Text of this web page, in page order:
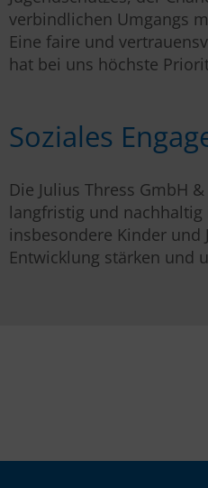
verbindlichen Umgangs
Eine faire und
hat bei uns höchste
Soziales
Die Julius Thress GmbH
langfristig und nachhaltig
insbesondere Kinder und
Entwicklung stärken und